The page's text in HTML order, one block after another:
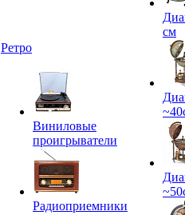
Ретро
Виниловые
проигрыватели
Радиоприемники
см